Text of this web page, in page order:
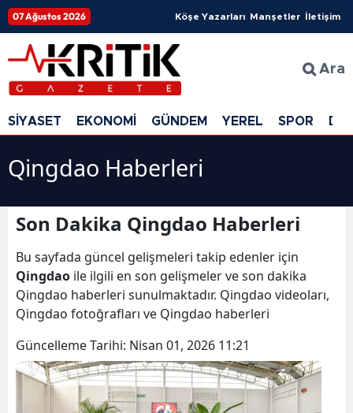
07 Ağustos 2026 Köşe Yazarları Manşetler İletişim
Ara
SİYASET EKONOMİ GÜNDEM YEREL SPOR
Qingdao Haberleri
Son Dakika Qingdao Haberleri
Bu sayfada güncel gelişmeleri takip edenler için
Qingdao ile ilgili en son gelişmeler ve son dakika
Qingdao haberleri sunulmaktadır. Qingdao videoları,
Qingdao fotoğrafları ve Qingdao haberleri
Güncelleme Tarihi: Nisan 01, 2026 11:21